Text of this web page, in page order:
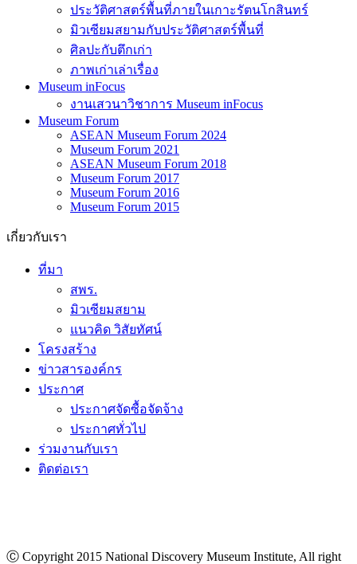
ประวัติศาสตร์พื้นที่ภายในเกาะรัตนโกสินทร์
มิวเซียมสยามกับประวัติศาสตร์พื้นที่
ศิลปะกับตึกเก่า
ภาพเก่าเล่าเรื่อง
Museum inFocus
งานเสวนาวิชาการ Museum inFocus
Museum Forum
ASEAN Museum Forum 2024
Museum Forum 2021
ASEAN Museum Forum 2018
Museum Forum 2017
Museum Forum 2016
Museum Forum 2015
เกี่ยวกับเรา
ที่มา
สพร.
มิวเซียมสยาม
แนวคิด วิสัยทัศน์
โครงสร้าง
ข่าวสารองค์กร
ประกาศ
ประกาศจัดซื้อจัดจ้าง
ประกาศทั่วไป
ร่วมงานกับเรา
ติดต่อเรา
Ⓒ Copyright 2015 National Discovery Museum Institute, All right